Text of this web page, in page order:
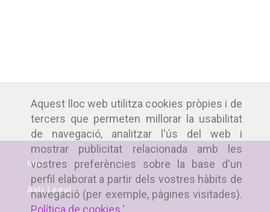
Aquest lloc web utilitza cookies pròpies i de
tercers que permeten millorar la usabilitat
de navegació, analitzar l'ús del web i
mostrar publicitat relacionada amb les
vostres preferències sobre la base d'un
perfil elaborat a partir dels vostres hàbits de
navegació (per exemple, pàgines visitades).
Política de cookies .'
Inici
Avís Legal